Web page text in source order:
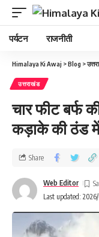
पर्यटन राजनीती
Himalaya Ki Awaj >Blog >
उत्तराखंड
चार फीट बर्फ
कड़ाके की ठंड में
Last updated:
Web Editor
Share